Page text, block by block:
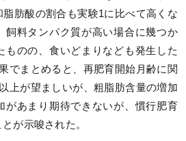
肪酸の割合も実験1に比べて高くな
飼料タンパク質が高い場合に幾つか
ものの、食いどまりなども発生した
でまとめると、再肥育開始月齢に関
上が望ましいが、粗脂肪含量の増加
があまり期待できないが、慣行肥育
が示唆された。